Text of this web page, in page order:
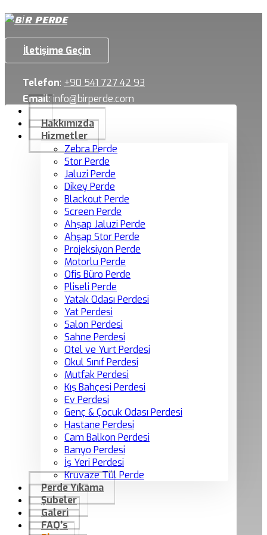
İletişime Geçin
Telefon: +90 541 727 42 93
Email:info@birperde.com
Hakkımızda
Hizmetler
Zebra Perde
Stor Perde
Jaluzi Perde
Dikey Perde
Blackout Perde
Screen Perde
Ahşap Jaluzi Perde
Ahşap Stor Perde
Projeksiyon Perde
Motorlu Perde
Ofis Büro Perde
Pliseli Perde
Yatak Odası Perdesi
Yat Perdesi
Salon Perdesi
Sahne Perdesi
Otel ve Yurt Perdesi
Okul Sınıf Perdesi
Mutfak Perdesi
Kış Bahçesi Perdesi
Ev Perdesi
Genç & Çocuk Odası Perdesi
Hastane Perdesi
Cam Balkon Perdesi
Banyo Perdesi
İş Yeri Perdesi
Kruvaze Tül Perde
Perde Yıkama
Şubeler
Galeri
FAQ’s